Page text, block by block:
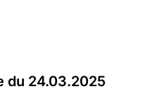
du 24.03.2025